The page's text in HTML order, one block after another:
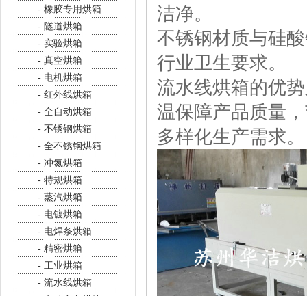
- 橡胶专用烘箱
- 隧道烘箱
- 实验烘箱
- 真空烘箱
- 电机烘箱
- 红外线烘箱
- 全自动烘箱
- 不锈钢烘箱
- 全不锈钢烘箱
- 冲氮烘箱
- 特规烘箱
- 蒸汽烘箱
- 电镀烘箱
- 电焊条烘箱
- 精密烘箱
- 工业烘箱
- 流水线烘箱
洁净。
不锈钢材质与硅
行业卫生要求。
流水线烘箱的优
温保障产品质量
多样化生产需求。